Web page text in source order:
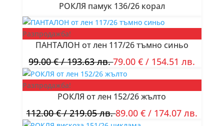
РОКЛЯ памук 136/26 корал
Разпродажба!
ПАНТАЛОН от лен 117/26 тъмно синьо
99.00€/ 193.63 лв.79.00€ / 154.51 лв.
Разпродажба!
РОКЛЯ от лен 152/26 жълто
112.00€/ 219.05 лв.89.00€ / 174.07 лв.